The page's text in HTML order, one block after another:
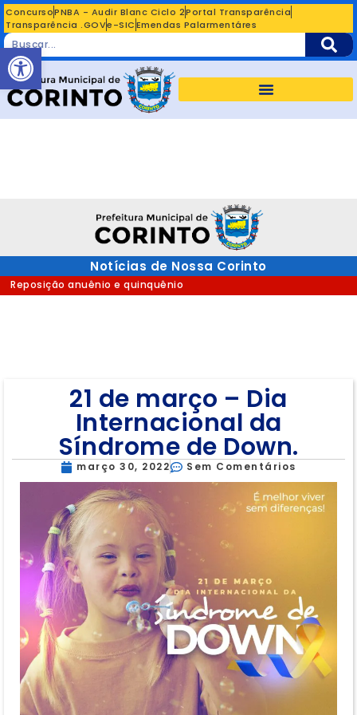
ConcursoPNBA - Audir Blanc Ciclo 2Portal Transparência
Transparência .GOVe-SICEmendas Palarmentáres
Notícias de Nossa Corinto
Reposição anuênio e quinquênio
21 de março – Dia
Internacional da
Síndrome de Down.
março 30, 2022 Sem Comentários
Abrir a barra de ferramentas